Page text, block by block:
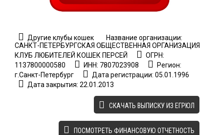
Другие клубы кошек
Название организации:
САНКТ-ПЕТЕРБУРГСКАЯ ОБЩЕСТВЕННАЯ ОРГАНИЗАЦИЯ
КЛУБ ЛЮБИТЕЛЕЙ КОШЕК ПЕРСЕЙ
ОГРН:
1137800000580
ИНН: 7807023908
Регион:
г.Санкт-Петербург
Дата регистрации: 05.01.1996
Дата закрытия: 22.01.2013
CКАЧАТЬ ВЫПИСКУ ИЗ ЕГРЮЛ
ПОСМОТРЕТЬ ФИНАНСОВУЮ ОТЧЕТНОСТЬ